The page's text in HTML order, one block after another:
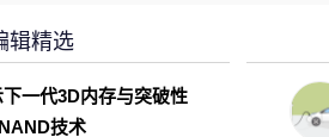
辑精选
一代3D内存与突破性
技术